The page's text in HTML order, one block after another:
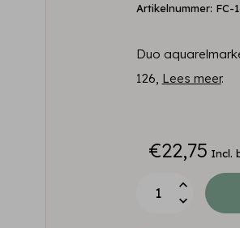
Artikelnummer: FC-
Duo
126, Lees meer.
€22,75 Incl.